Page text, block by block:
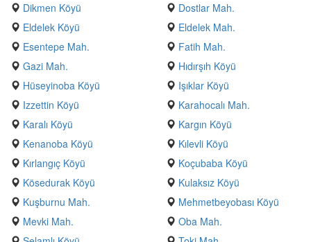
Dikmen Köyü
Dostlar Mah.
Eldelek Köyü
Eldelek Mah.
Esentepe Mah.
Fatih Mah.
Gazi Mah.
Hıdırşıh Köyü
Hüseyinoba Köyü
Işıklar Köyü
Izzettin Köyü
Karahocalı Mah.
Karalı Köyü
Kargın Köyü
Kenanoba Köyü
Kılevli Köyü
Kırlangıç Köyü
Koçubaba Köyü
Kösedurak Köyü
Kulaksız Köyü
Kuşburnu Mah.
Mehmetbeyobası Köyü
Mevki Mah.
Oba Mah.